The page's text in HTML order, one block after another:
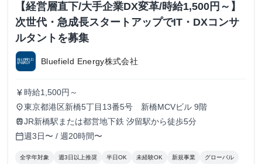
【経営層直下/大手企業DX変革/時給1,500円～】
次世代・急成長スタートアップでIT・DXコンサ
ルタントを募集
Bluefield Energy株式会社
currency_yen 時給1,500円～
place東京都港区新橋5丁目13番5号 新橋MCVビル 9階
trainJR新橋駅または都営地下鉄 汐留駅から徒歩5分
calendar_today週3日〜 / 週20時間〜
全学年対象 週3日以上推奨 半日OK 未経験OK 新規事業 グローバル